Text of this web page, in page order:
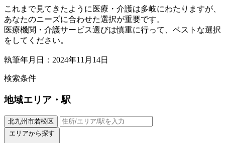
これまで見てきたように医療・介護は多岐にわたりますが、
あなたのニーズに合わせた選択が重要です。
医療機関・介護サービス選びは慎重に行って、ベストな選択
をしてください。
執筆年月日：2024年11月14日
検索条件
地域エリア・駅
北九州市若松区
エリアから探す